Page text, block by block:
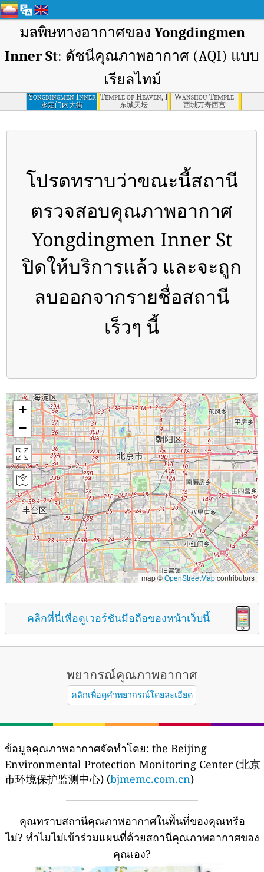
มลพิษทางอากาศของYongdingmen
Inner St: ดัชนีคุณภาพอากาศ (AQI) แบบ
เรียลไทม์
Yongdingmen Inner
St
永定门内大街
Temple of Heaven, Dongcheng
东城天坛
Wanshou Temple
西城万寿西宫
โปรดทราบว่าขณะนี้สถานี
ตรวจสอบคุณภาพอากาศ
Yongdingmen Inner St
ปิดให้บริการแล้ว และจะถูก
ลบออกจากรายชื่อสถานี
เร็วๆ นี้
+
−
map ©OpenStreetMapcontributors
คลิกที่นี่เพื่อดูเวอร์ชันมือถือของหน้าเว็บนี้
พยากรณ์คุณภาพอากาศ
คลิกเพื่อดูคำพยากรณ์โดยละเอียด
ข้อมูลคุณภาพอากาศจัดทำโดย: the Beijing
Environmental Protection Monitoring Center (北京
市环境保护监测中心) (bjmemc.com.cn)
คุณทราบสถานีคุณภาพอากาศในพื้นที่ของคุณหรือ
ไม่? ทำไมไม่เข้าร่วมแผนที่ด้วยสถานีคุณภาพอากาศของ
คุณเอง?